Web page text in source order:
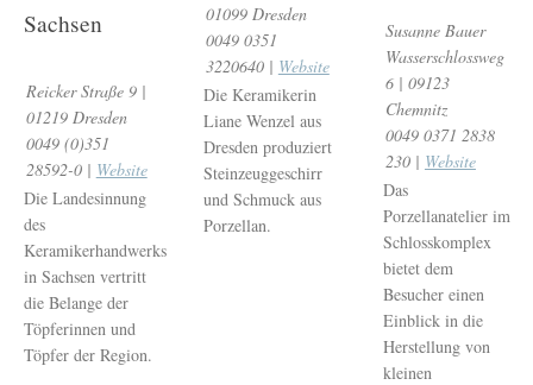
Sachsen
Reicker Straße 9 |
01219 Dresden
0049 (0)351
28592-0 | Website
Die Landesinnung
des
Keramikerhandwerks
in Sachsen vertritt
die Belange der
Töpferinnen und
Töpfer der Region.
01099 Dresden
0049 0351
3220640 | Website
Die Keramikerin
Liane Wenzel aus
Dresden produziert
Steinzeuggeschirr
und Schmuck aus
Porzellan.
Susanne Bauer
Wasserschlossweg
6 | 09123
Chemnitz
0049 0371 2838
230 | Website
Das
Porzellanatelier im
Schlosskomplex
bietet dem
Besucher einen
Einblick in die
Herstellung von
kleinen